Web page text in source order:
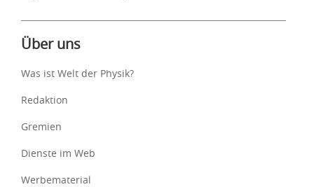
Über uns
Was ist Welt der Physik?
Redaktion
Gremien
Dienste im Web
Werbematerial